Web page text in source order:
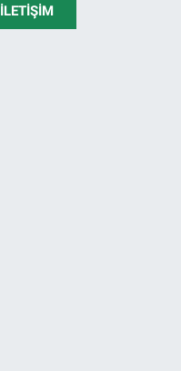
İLETIŞIM